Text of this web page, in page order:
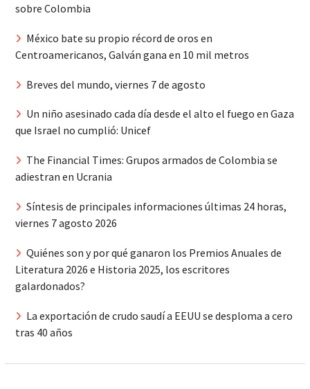
sobre Colombia
México bate su propio récord de oros en
Centroamericanos, Galván gana en 10 mil metros
Breves del mundo, viernes 7 de agosto
Un niño asesinado cada día desde el alto el fuego en Gaza
que Israel no cumplió: Unicef
The Financial Times: Grupos armados de Colombia se
adiestran en Ucrania
Síntesis de principales informaciones últimas 24 horas,
viernes 7 agosto 2026
Quiénes son y por qué ganaron los Premios Anuales de
Literatura 2026 e Historia 2025, los escritores
galardonados?
La exportación de crudo saudí a EEUU se desploma a cero
tras 40 años